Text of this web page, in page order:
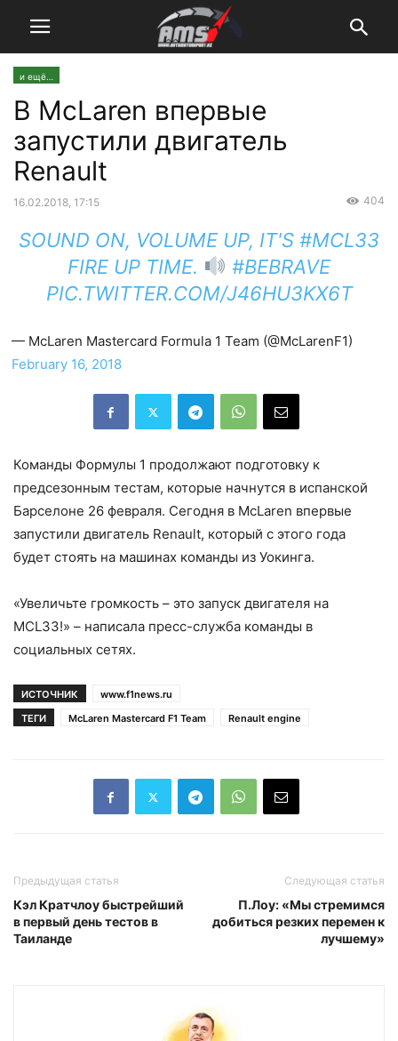
и ещё…
В McLaren впервые
запустили двигатель
Renault
16.02.2018, 17:15 404
SOUND ON, VOLUME UP, IT'S #MCL33
FIRE UP TIME.
#BEBRAVE
PIC.TWITTER.COM/J46HU3KX6T
— McLaren Mastercard Formula 1 Team (@McLarenF1)
February 16, 2018
Команды Формулы 1 продолжают подготовку к
предсезонным тестам, которые начнутся в испанской
Барселоне 26 февраля. Сегодня в McLaren впервые
запустили двигатель Renault, который с этого года
будет стоять на машинах команды из Уокинга.
«Увеличьте громкость – это запуск двигателя на
MCL33!» – написала пресс-служба команды в
социальных сетях.
ИСТОЧНИК
www.f1news.ru
ТЕГИ
McLaren Mastercard F1 Team Renault engine
Предыдущая статья
Кэл Кратчлоу быстрейший
в первый день тестов в
Таиланде
Следующая статья
П.Лоу: «Мы стремимся
добиться резких перемен к
лучшему»